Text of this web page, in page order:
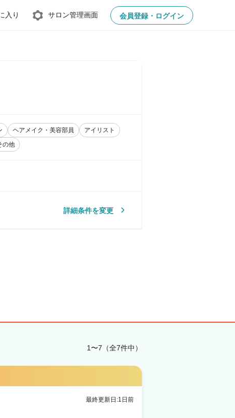
入り サロン管理画面 会員登録・ログイン
ヘアメイク・美容部員
アイリスト
の他
詳細条件を変更
1〜7（全7件中）
最終更新日:1日前